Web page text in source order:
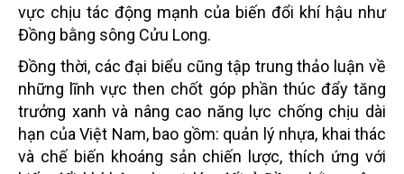
vực chịu tác động mạnh của biến đổi khí hậu như
Đồng bằng sông Cửu Long.
Đồng thời, các đại biểu cũng tập trung thảo luận về
những lĩnh vực then chốt góp phần thúc đẩy tăng
trưởng xanh và nâng cao năng lực chống chịu dài
hạn của Việt Nam, bao gồm: quản lý nhựa, khai thác
và chế biến khoáng sản chiến lược, thích ứng với